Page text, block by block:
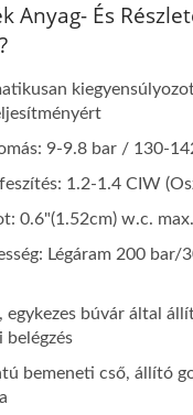
Anyag- És
9-9.8 bar / 130-
1.2-1.4 CIW
0.6"(1.52cm) w.c.
Légáram 200
egykezes búvár által
belégzés
bemeneti cső, állító